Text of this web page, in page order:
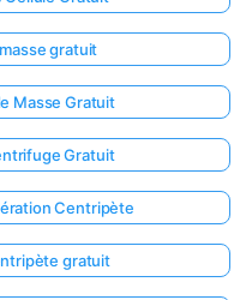
gratuit
Masse Gratuit
Gratuit
Centripète
gratuit